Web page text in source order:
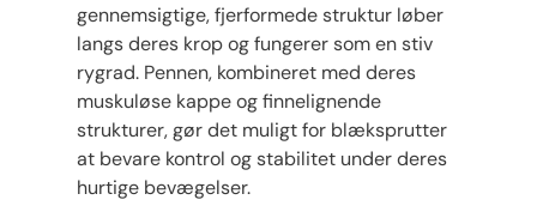
gennemsigtige, fjerformede struktur løber
langs deres krop og fungerer som en stiv
rygrad. Pennen, kombineret med deres
muskuløse kappe og finnelignende
strukturer, gør det muligt for blæksprutter
at bevare kontrol og stabilitet under deres
hurtige bevægelser.